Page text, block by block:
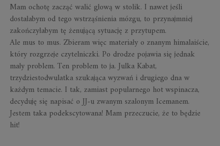
Mam ochotę zacząć walić głową w stolik. I nawet jeśli
dostałabym od tego wstrząśnienia mózgu, to przynajmniej
zakończyłabym tę żenującą sytuację z przytupem.
Ale mus to mus. Zbieram więc materiały o znanym himalaiście,
który rozgrzeje czytelniczki. Po drodze pojawia się jednak
mały problem. Ten problem to ja. Julka Kabat,
trzydziestodwulatka szukająca wyzwań i drugiego dna w
każdym temacie. I tak, zamiast popularnego hot wspinacza,
decyduję się napisać o JJ-u zwanym szalonym Icemanem.
Jestem taka podekscytowana! Mam przeczucie, że to będzie
hit!